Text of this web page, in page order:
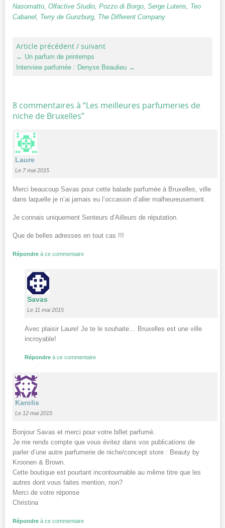
Nasomatto Olfactive Studio Pozzo di Borgo Serge Lutens
Teo
Cabanel Terry de Gunzburg The Different Company
Article précédent / suivant
← Un parfum de printemps
Interview parfumée : Denyse Beaulieu →
8 commentaires à “Les meilleures parfumeries de
niche de Bruxelles”
Laure
Le 7 mai 2015
Merci beaucoup Savas pour cette balade parfumée à Bruxelles, ville
dans laquelle je n’ai jamais eu l’occasion d’aller malheureusement.
Je connais uniquement Senteurs d’Ailleurs de réputation.
Que de belles adresses en tout cas !!!
Répondre à ce commentaire
Savas
Le 11 mai 2015
Avec plaisir Laure! Je te le souhaite… Bruxelles est une ville
incroyable!
Répondre à ce commentaire
Karolis
Le 12 mai 2015
Bonjour Savas et merci pour votre billet parfumé.
Je me rends compte que vous évitez dans vos publications de
parler d’une autre parfumerie de niche/concept store : Beauty by
Kroonen & Brown.
Cette boutique est pourtant incontournable au même titre que les
autres dont vous faites mention, non?
Merci de votre réponse
Christina
Répondre à ce commentaire